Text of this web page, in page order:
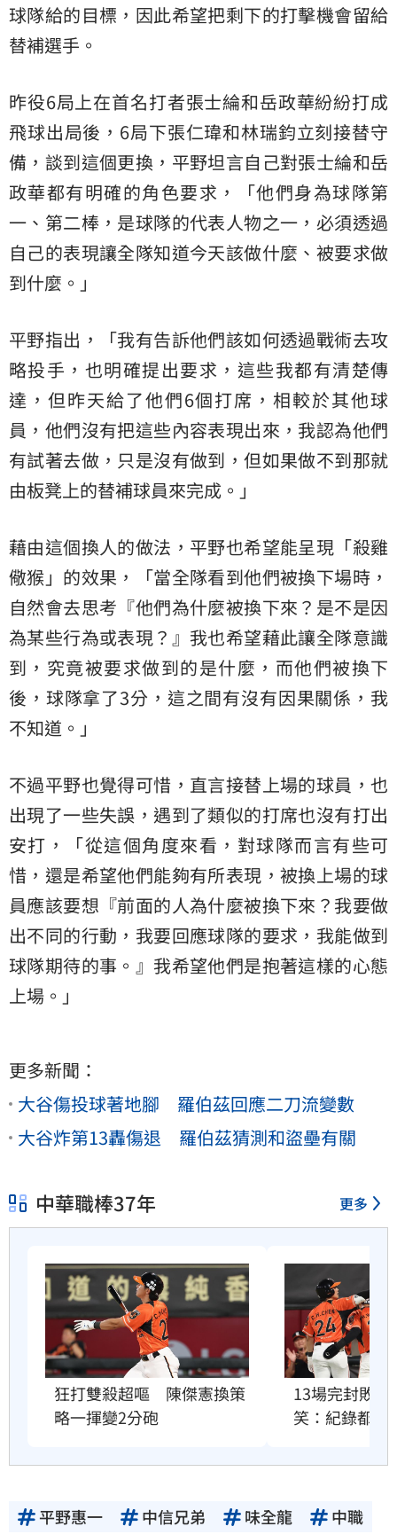
球隊給的目標，因此希望把剩下的打擊機會留給
替補選手。
昨役6局上在首名打者張士綸和岳政華紛紛打成
飛球出局後，6局下張仁瑋和林瑞鈞立刻接替守
備，談到這個更換，平野坦言自己對張士綸和岳
政華都有明確的角色要求，「他們身為球隊第
一、第二棒，是球隊的代表人物之一，必須透過
自己的表現讓全隊知道今天該做什麼、被要求做
到什麼。」
平野指出，「我有告訴他們該如何透過戰術去攻
略投手，也明確提出要求，這些我都有清楚傳
達，但昨天給了他們6個打席，相較於其他球
員，他們沒有把這些內容表現出來，我認為他們
有試著去做，只是沒有做到，但如果做不到那就
由板凳上的替補球員來完成。」
藉由這個換人的做法，平野也希望能呈現「殺雞
儆猴」的效果，「當全隊看到他們被換下場時，
自然會去思考『他們為什麼被換下來？是不是因
為某些行為或表現？』我也希望藉此讓全隊意識
到，究竟被要求做到的是什麼，而他們被換下
後，球隊拿了3分，這之間有沒有因果關係，我
不知道。」
不過平野也覺得可惜，直言接替上場的球員，也
出現了一些失誤，遇到了類似的打席也沒有打出
安打，「從這個角度來看，對球隊而言有些可
惜，還是希望他們能夠有所表現，被換上場的球
員應該要想『前面的人為什麼被換下來？我要做
出不同的行動，我要回應球隊的要求，我能做到
球隊期待的事。』我希望他們是抱著這樣的心態
上場。」
更多新聞：
大谷傷投球著地腳 羅伯茲回應二刀流變數
大谷炸第13轟傷退 羅伯茲猜測和盜壘有關
中華職棒37年 更多
狂打雙殺超嘔　陳傑憲換策
略一揮變2分砲
13場完封敗
笑：紀錄都破
平野惠一 中信兄弟 味全龍 中職